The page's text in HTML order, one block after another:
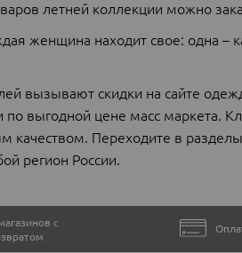
летней коллекции можно
женщина находит свое: одна –
вызывают скидки на сайте
выгодной цене масс маркета.
качеством. Переходите в
регион России.
с